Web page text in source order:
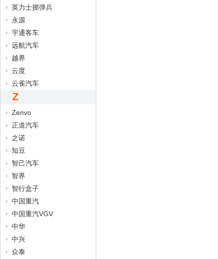
英力士掷弹兵
永源
宇通客车
远航汽车
越界
云度
云雀汽车
Z
Zenvo
正道汽车
之诺
知豆
智己汽车
智界
智行盒子
中国重汽
中国重汽VGV
中华
中兴
众泰